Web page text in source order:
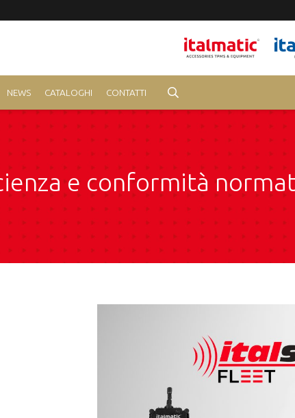
NEWS CATALOGHI CONTATTI
e conformità